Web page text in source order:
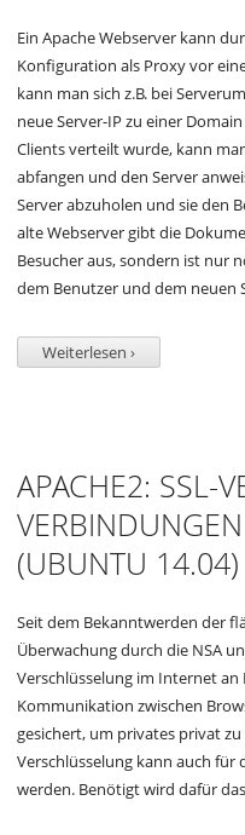
Ein Apache Webserver kann
Konfiguration als Proxy vor
kann man sich z.B. bei
neue Server-IP zu einer
Clients verteilt wurde, kann
abfangen und den Server
Server abzuholen und sie den
alte Webserver gibt die
Besucher aus, sondern ist nur
dem Benutzer und dem neuen
Weiterlesen ›
APACHE2: SSL-
(UBUNTU 14.04)
Seit dem Bekanntwerden der
Überwachung durch die NSA
Verschlüsselung im Internet
Kommunikation zwischen
gesichert, um privates privat zu
Verschlüsselung kann auch für
werden. Benötigt wird dafür